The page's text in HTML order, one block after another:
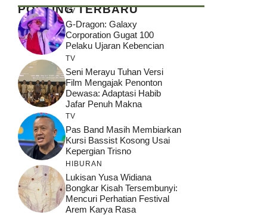
POSTING TERBARU
TV
G-Dragon: Galaxy
Corporation Gugat 100
Pelaku Ujaran Kebencian
TV
Seni Merayu Tuhan Versi
Film Mengajak Penonton
Dewasa: Adaptasi Habib
Jafar Penuh Makna
TV
Pas Band Masih Membiarkan
Kursi Bassist Kosong Usai
Kepergian Trisno
HIBURAN
Lukisan Yusa Widiana
Bongkar Kisah Tersembunyi:
Mencuri Perhatian Festival
Arem Karya Rasa